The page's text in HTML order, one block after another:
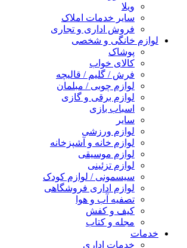
ویلا
سایر خدمات املاک
فروش اداری و تجاری
لوازم خانگی و شخصی
پوشاک
کالای خواب
فرش / گلیم / قالیچه
لوازم چوبی / مبلمان
لوازم برقی و گازی
اسباب بازی
سایر
لوازم ورزشی
لوازم خانه و آشپزخانه
لوازم موسیقی
لوازم تزئینی
سیسمونی / لوازم کودک
لوازم اداری فروشگاهی
تصفیه آب و هوا
کیف و کفش
مجله و کتاب
خدمات
خدمات اداری